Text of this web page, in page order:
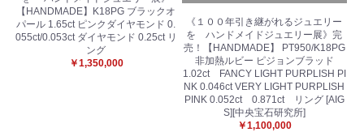
【HANDMADE】K18PG ブラックオ
パール 1.65ct ピンクダイヤモンド 0.
055ct/0.053ct ダイヤモンド 0.25ct リ
ング
￥1,350,000
《１００年引き継がれるジュエリー
を ハンドメイドジュエリー展》完
売！【HANDMADE】 PT950/K18PG
非加熱ルビー ピジョンブラッド
1.02ct FANCY LIGHT PURPLISH PI
NK 0.046ct VERY LIGHT PURPLISH
PINK 0.052ct 0.871ct リング [AIG
S][中央宝石研究所]
￥1,100,000